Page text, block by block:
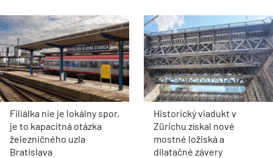
Filiálka nie je lokálny spor,
je to kapacitná otázka
železničného uzla
Bratislava
Historický viadukt v
Zürichu získal nové
mostné ložiská a
dilatačné závery